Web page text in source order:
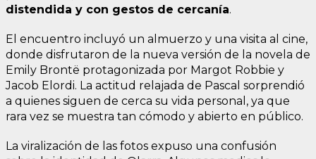
distendida y con gestos de cercanía.
El encuentro incluyó un almuerzo y una visita al cine,
donde disfrutaron de la nueva versión de la novela de
Emily Brontë protagonizada por Margot Robbie y
Jacob Elordi. La actitud relajada de Pascal sorprendió
a quienes siguen de cerca su vida personal, ya que
rara vez se muestra tan cómodo y abierto en público.
La viralización de las fotos expuso una confusión